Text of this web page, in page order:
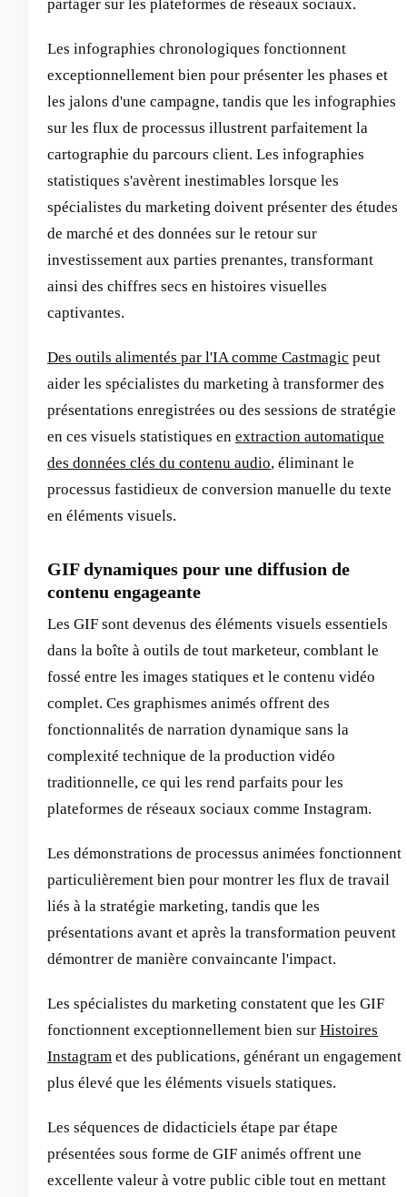
partager sur les plateformes de réseaux sociaux.
Les infographies chronologiques fonctionnent
exceptionnellement bien pour présenter les phases et
les jalons d'une campagne, tandis que les infographies
sur les flux de processus illustrent parfaitement la
cartographie du parcours client. Les infographies
statistiques s'avèrent inestimables lorsque les
spécialistes du marketing doivent présenter des études
de marché et des données sur le retour sur
investissement aux parties prenantes, transformant
ainsi des chiffres secs en histoires visuelles
captivantes.
Des outils alimentés par l'IA comme Castmagic peut
aider les spécialistes du marketing à transformer des
présentations enregistrées ou des sessions de stratégie
en ces visuels statistiques en extraction automatique
des données clés du contenu audio, éliminant le
processus fastidieux de conversion manuelle du texte
en éléments visuels.
GIF dynamiques pour une diffusion de
contenu engageante
Les GIF sont devenus des éléments visuels essentiels
dans la boîte à outils de tout marketeur, comblant le
fossé entre les images statiques et le contenu vidéo
complet. Ces graphismes animés offrent des
fonctionnalités de narration dynamique sans la
complexité technique de la production vidéo
traditionnelle, ce qui les rend parfaits pour les
plateformes de réseaux sociaux comme Instagram.
Les démonstrations de processus animées fonctionnent
particulièrement bien pour montrer les flux de travail
liés à la stratégie marketing, tandis que les
présentations avant et après la transformation peuvent
démontrer de manière convaincante l'impact.
Les spécialistes du marketing constatent que les GIF
fonctionnent exceptionnellement bien sur Histoires
Instagram et des publications, générant un engagement
plus élevé que les éléments visuels statiques.
Les séquences de didacticiels étape par étape
présentées sous forme de GIF animés offrent une
excellente valeur à votre public cible tout en mettant